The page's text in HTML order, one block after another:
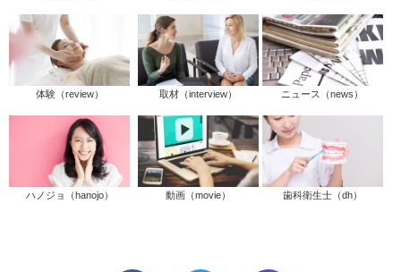
体験（review） 取材（interview） ニュース（news）
ハノジョ（hanojo） 動画（movie） 歯科衛生士（dh）